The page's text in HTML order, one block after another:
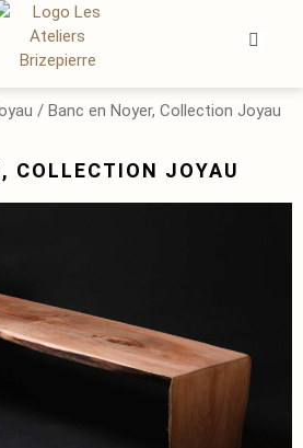
/ Banc en Noyer, Collection Joyau
COLLECTION JOYAU